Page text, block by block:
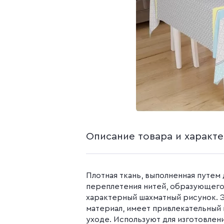
Бязь
Бязь набивная
Поплин
Поплин 150 см
Поплин 220 см
Поплин
Поплин
Описание товара и
Плотная ткань, выполненная
переплетения нитей,
характерный шахматный рисунок.
материал, имеет
уходе. Используют для